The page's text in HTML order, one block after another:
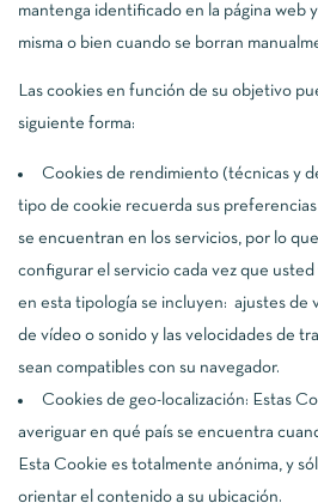
mantenga identificado en la página web
misma o bien cuando se borran
Las cookies en función de su objetivo
siguiente forma:
Cookies de rendimiento (técnicas y
tipo de cookie recuerda sus
se encuentran en los servicios, por lo
configurar el servicio cada vez que
en esta tipología se incluyen: ajustes
de vídeo o sonido y las velocidades de
sean compatibles con su navegador.
Cookies de geo-localización: Estas
averiguar en qué país se encuentra
Esta Cookie es totalmente anónima, y
orientar el contenido a su ubicación.